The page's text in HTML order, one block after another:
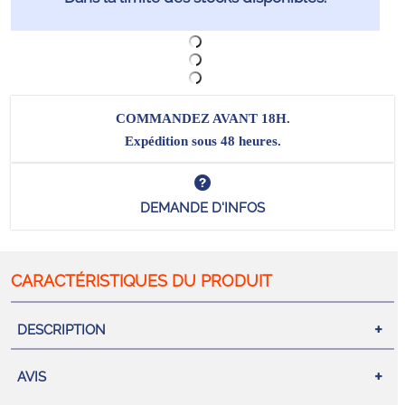
COMMANDEZ AVANT 18H.
Expédition sous 48 heures.
DEMANDE D'INFOS
DESCRIPTION
AVIS